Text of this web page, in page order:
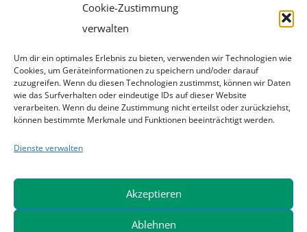
Cookie-Zustimmung
verwalten
Um dir ein optimales Erlebnis zu bieten, verwenden wir Technologien wie
Cookies, um Geräteinformationen zu speichern und/oder darauf
zuzugreifen. Wenn du diesen Technologien zustimmst, können wir Daten
wie das Surfverhalten oder eindeutige IDs auf dieser Website
verarbeiten. Wenn du deine Zustimmung nicht erteilst oder zurückziehst,
können bestimmte Merkmale und Funktionen beeinträchtigt werden.
Dienste verwalten
Akzeptieren
Ablehnen
Unternehmen
Impressum
AGB
Rechtliche Hinweise
Datenschutzerklärung